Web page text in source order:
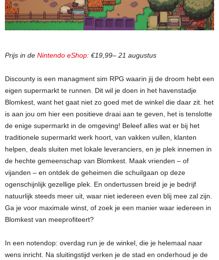
Prijs in de Nintendo eShop: €19,99– 21 augustus
Discounty is een managment sim RPG waarin jij de droom hebt een
eigen supermarkt te runnen. Dit wil je doen in het havenstadje
Blomkest, want het gaat niet zo goed met de winkel die daar zit. het
is aan jou om hier een positieve draai aan te geven, het is tenslotte
de enige supermarkt in de omgeving! Beleef alles wat er bij het
traditionele supermarkt werk hoort, van vakken vullen, klanten
helpen, deals sluiten met lokale leveranciers, en je plek innemen in
de hechte gemeenschap van Blomkest. Maak vrienden – of
vijanden – en ontdek de geheimen die schuilgaan op deze
ogenschijnlijk gezellige plek. En ondertussen breid je je bedrijf
natuurlijk steeds meer uit, waar niet iedereen even blij mee zal zijn.
Ga je voor maximale winst, of zoek je een manier waar iedereen in
Blomkest van meeprofiteert?
In een notendop: overdag run je de winkel, die je helemaal naar
wens inricht. Na sluitingstijd verken je de stad en onderhoud je de